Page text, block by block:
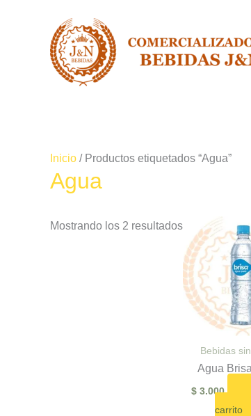
Inicio / Productos etiquetados “Agua”
Agua
Mostrando los 2 resultados
Bebidas
Agua
$ 3.000
carrito